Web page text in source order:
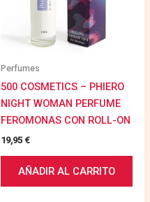
Perfumes
500 COSMETICS – PHIERO
NIGHT WOMAN PERFUME
FEROMONAS CON ROLL-ON
19,95€
AÑADIR AL CARRITO